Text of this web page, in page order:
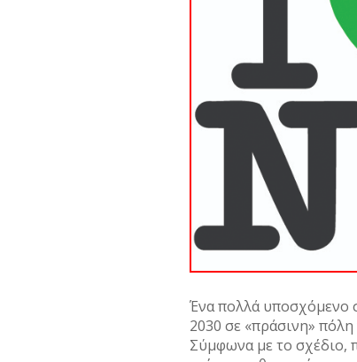
Ένα πολλά υποσχόμενο
2030 σε «πράσινη»
Σύμφωνα με το σχέδιο,